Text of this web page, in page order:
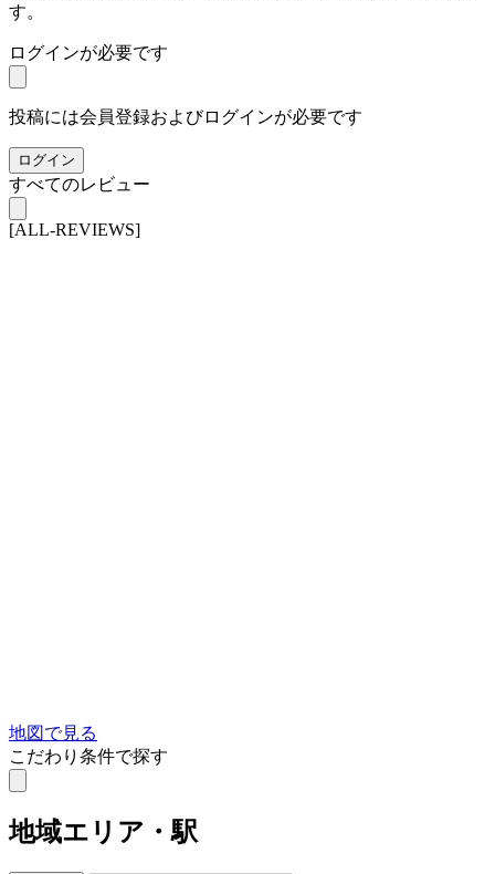
す。
ログインが必要です
投稿には会員登録およびログインが必要です
ログイン
すべてのレビュー
[ALL-REVIEWS]
地図で見る
こだわり条件で探す
地域エリア・駅